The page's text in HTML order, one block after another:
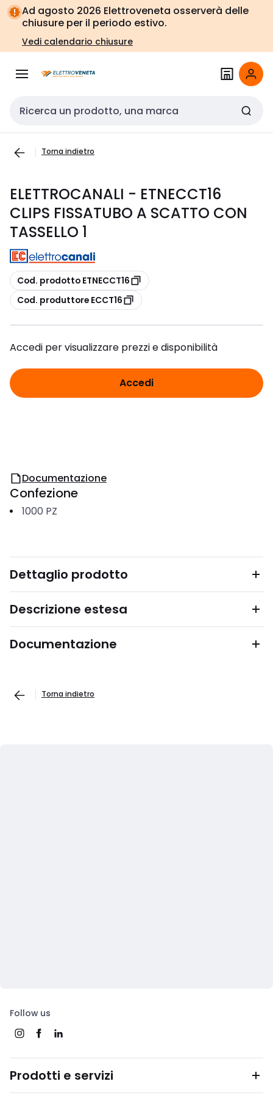
Vai alla
navigazione
Vai
alla
pagina
Ad agosto 2026 Elettroveneta osserverà delle
chiusure per il periodo estivo.
Vedi calendario chiusure
Cerca input
Torna indietro
ELETTROCANALI - ETNECCT16
CLIPS FISSATUBO A SCATTO CON
TASSELLO 1
copia
Cod. prodotto ETNECCT16
copia
Cod. produttore ECCT16
Accedi per visualizzare prezzi e disponibilità
Accedi
Documentazione
Confezione
1000 PZ
Dettaglio prodotto
Descrizione estesa
Documentazione
Torna indietro
Follow us
Prodotti e servizi